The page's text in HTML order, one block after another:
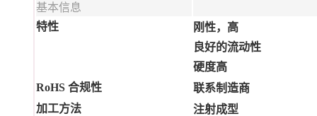
基本信息
特性
刚性，高
良好的流动性
硬度高
RoHS 合规性
联系制造商
加工方法
注射成型